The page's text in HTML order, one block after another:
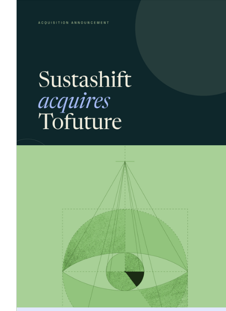
Sustashift übernimmt das Geschäft von
Tofuture, um das Wachstum seiner
Nachhaltigkeitsberichterstattung zu
beschleunigen
Sustashift hat das Geschäft von Tofuture übernommen,
seinen Kundenstamm auf rund 60 Kunden in fünf
Ländern erweitert und damit seinem Ziel näher
gekommen, die marktführende Plattform für
Nachhaltigkeitsberichterstattung aufzubauen.
18.5.2026
Wie man eine realistische und
glaubwürdige Strategie zur
Emissionsminderung entwickelt
Unternehmen stehen unter zunehmendem Druck, ihre
Emissionen zu senken, doch viele Strategien scheitern
nach wie vor in der Umsetzung. Was unterscheidet
glaubwürdige Klimaschutzmaßnahmen von leeren
Versprechungen? Dieser Artikel untersucht, wie
Unternehmen realistische, datengestützte Strategien
zur Emissionsreduzierung entwickeln können, die sowohl
ihre Nachhaltigkeitsbilanz als auch ihre langfristige
Wettbewerbsfähigkeit stärken.